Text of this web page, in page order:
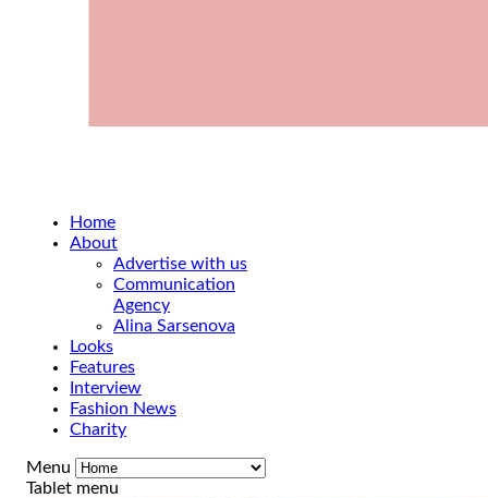
Home
About
Advertise with us
Communication
Agency
Alina Sarsenova
Looks
Features
Interview
Fashion News
Charity
Menu
Tablet menu